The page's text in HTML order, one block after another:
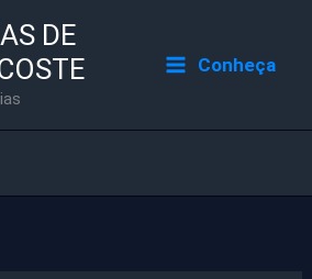
DE
Conheça